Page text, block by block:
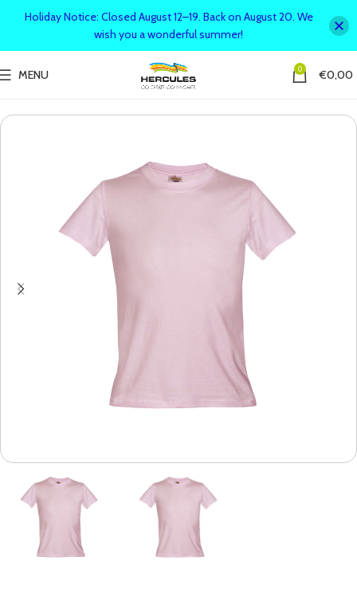
MENU 0 €0,00
Holiday Notice: Closed August 12–19. Back on August 20. We
wish you a wonderful summer!